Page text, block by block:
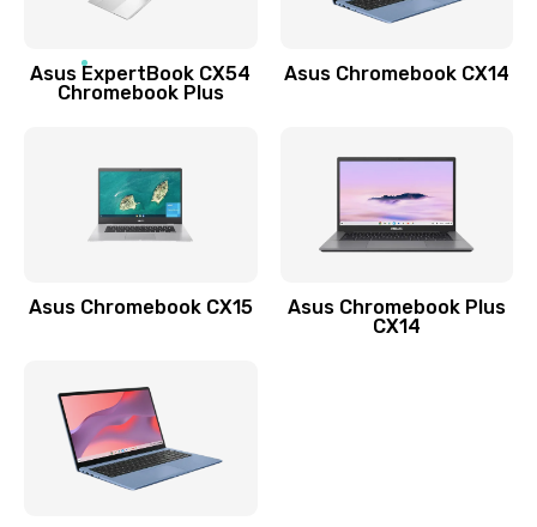
890 руб.
Замена стекла
Замена датчика приближения
Замена антенны
Asus ExpertBook CX54
Chromebook Plus
Asus Chromebook CX14
Asus Chromebook CX15
Asus Chromebook Plus
CX14